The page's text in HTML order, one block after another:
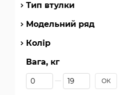
Тип втулки
Модельний ряд
Колір
Вага, кг
Від Вага, кг
До Вага, кг ОК